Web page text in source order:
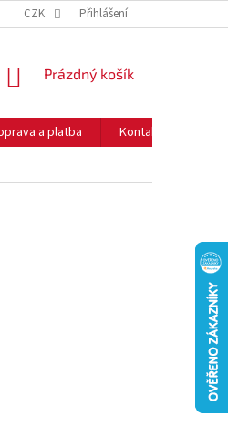
NEJČASTĚJŠÍ OTÁZKY
CZK Přihlášení
NÁKUPNÍ
Prázdný košík
a platba Kontakty